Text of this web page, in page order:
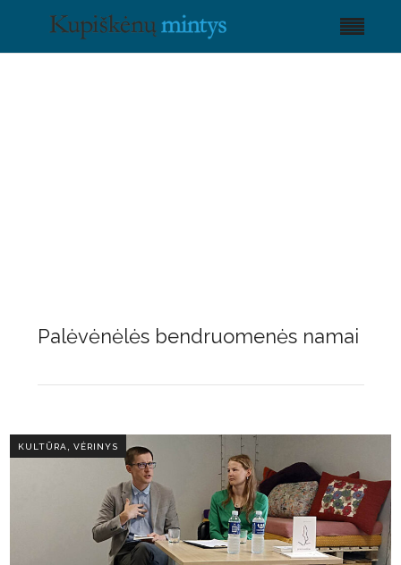
Palėvėnėlės bendruomenės namai
KULTŪRA ,VĖRINYS